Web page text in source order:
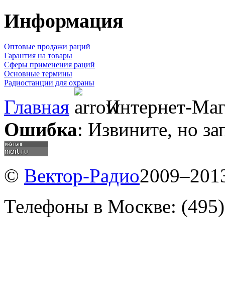
Информация
Оптовые продажи раций
Гарантия на товары
Сферы применения раций
Основные термины
Радиостанции для охраны
Главная
Интернет-
Ошибка: Извините, но
© Вектор-Радио
Телефоны в Москве: